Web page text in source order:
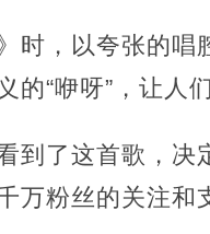
时，以夸张的唱
的“咿呀”，让人
到了这首歌，决
万粉丝的关注